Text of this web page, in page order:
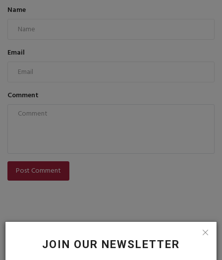
JOIN OUR NEWSLETTER
Name
Email
Comment
Post Comment